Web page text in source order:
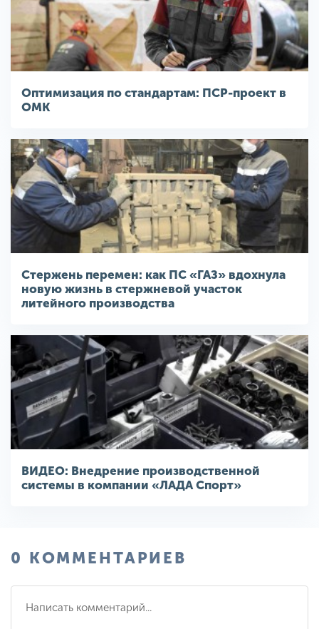
Оптимизация по стандартам: ПСР-проект в
ОМК
Стержень перемен: как ПС «ГАЗ» вдохнула
новую жизнь в стержневой участок
литейного производства
ВИДЕО: Внедрение производственной
системы в компании «ЛАДА Спорт»
0 КОММЕНТАРИЕВ